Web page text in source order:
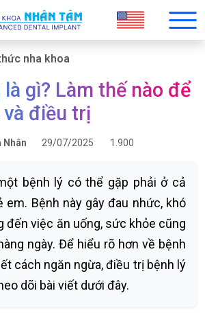
nha khoa
gì? Làm thế nào để
điều trị
Nhân 29/07/2025 1.900
bệnh lý có thể gặp phải ở cả
em. Bệnh này gây đau nhức, khó
đến việc ăn uống, sức khỏe cũng
ngày. Để hiểu rõ hơn về bệnh
cách ngăn ngừa, điều trị bệnh lý
dõi bài viết dưới đây.